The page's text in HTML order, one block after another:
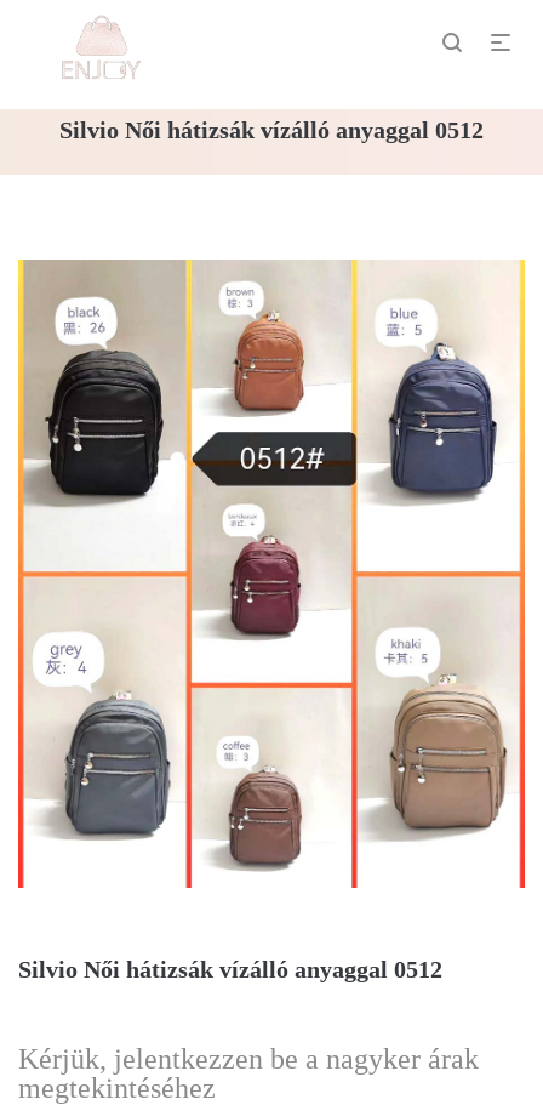
Silvio Női hátizsák vízálló anyaggal 0512
Silvio Női hátizsák vízálló anyaggal 0512
Kérjük, jelentkezzen be a nagyker árak
megtekintéséhez